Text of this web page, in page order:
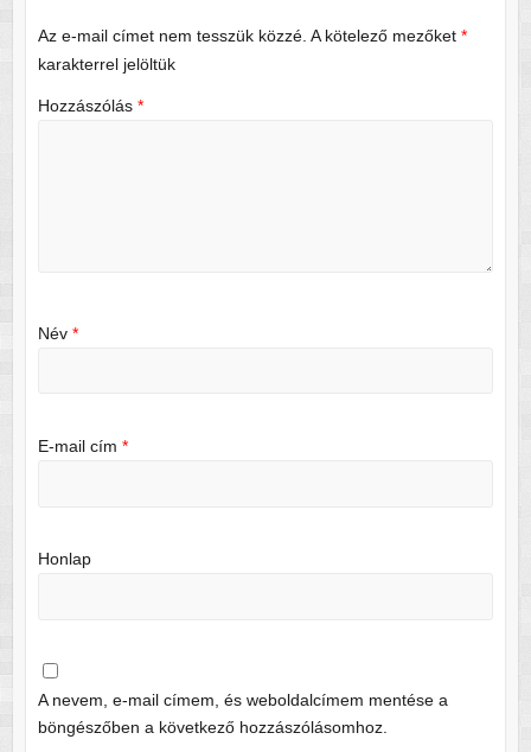
Az e-mail címet nem tesszük közzé. A kötelező mezőket *
karakterrel jelöltük
Hozzászólás *
Név *
E-mail cím *
Honlap
A nevem, e-mail címem, és weboldalcímem mentése a
böngészőben a következő hozzászólásomhoz.